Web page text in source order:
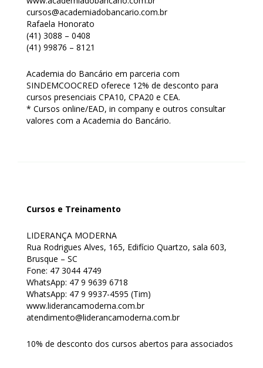
cursos@academiadobancario.com.br
Rafaela Honorato
(41) 3088 – 0408
(41) 99876 – 8121
Academia do Bancário em parceria com
SINDEMCOOCRED oferece 12% de desconto para
cursos presenciais CPA10, CPA20 e CEA.
* Cursos online/EAD, in company e outros consultar
valores com a Academia do Bancário.
Cursos e Treinamento
LIDERANÇA MODERNA
Rua Rodrigues Alves, 165, Edifício Quartzo, sala 603,
Brusque – SC
Fone: 47 3044 4749
WhatsApp: 47 9 9639 6718
WhatsApp: 47 9 9937-4595 (Tim)
www.liderancamoderna.com.br
atendimento@liderancamoderna.com.br
10% de desconto dos cursos abertos para associados